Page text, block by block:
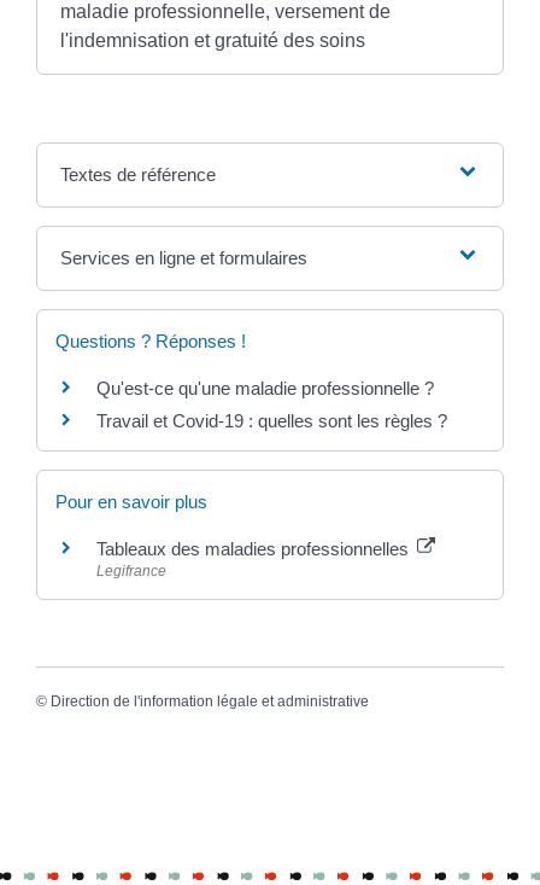
maladie professionnelle, versement de
l'indemnisation et gratuité des soins
Textes de référence
Services en ligne et formulaires
Questions ? Réponses !
Qu'est-ce qu'une maladie professionnelle ?
Travail et Covid-19 : quelles sont les règles ?
Pour en savoir plus
Tableaux des maladies professionnelles
Legifrance
© Direction de l'information légale et administrative